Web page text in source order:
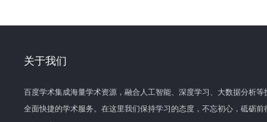
关于我们
百度学术集成海量学术资源，融合人工智能、深度学习、大数据分析
全面快捷的学术服务。在这里我们保持学习的态度，不忘初心，砥砺前